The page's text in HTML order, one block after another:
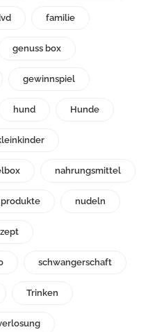
familie
genuss box
gewinnspiel
hund Hunde
nahrungsmittel
nudeln
schwangerschaft
Trinken